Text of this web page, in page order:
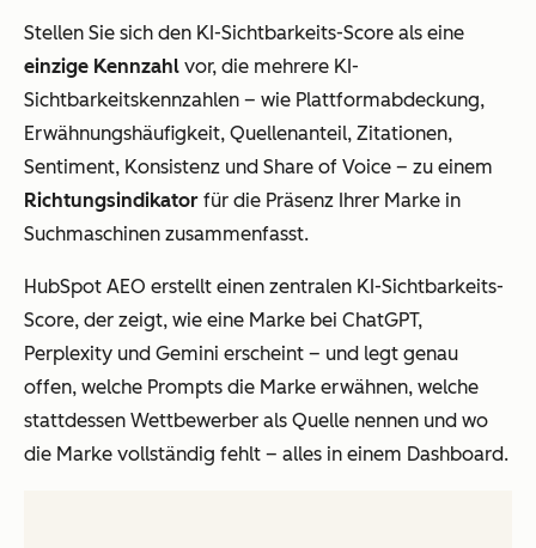
Stellen Sie sich den KI-Sichtbarkeits-Score als eine
einzige Kennzahl vor, die mehrere KI-
Sichtbarkeitskennzahlen – wie Plattformabdeckung,
Erwähnungshäufigkeit, Quellenanteil, Zitationen,
Sentiment, Konsistenz und Share of Voice – zu einem
Richtungsindikator für die Präsenz Ihrer Marke in
Suchmaschinen zusammenfasst.
HubSpot AEO erstellt einen zentralen KI-Sichtbarkeits-
Score, der zeigt, wie eine Marke bei ChatGPT,
Perplexity und Gemini erscheint – und legt genau
offen, welche Prompts die Marke erwähnen, welche
stattdessen Wettbewerber als Quelle nennen und wo
die Marke vollständig fehlt – alles in einem Dashboard.